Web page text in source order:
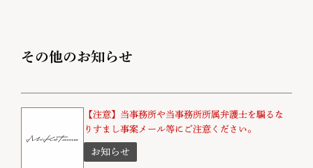
その他のお知らせ
【注意】当事務所や当事務所所属弁護士を騙るな
りすまし事案メール等にご注意ください。
お知らせ